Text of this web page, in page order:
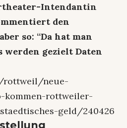
Intendantin
den
so: “Da hat man
werden gezielt Daten
rottweil/neue-
rottweiler-
geld/240426